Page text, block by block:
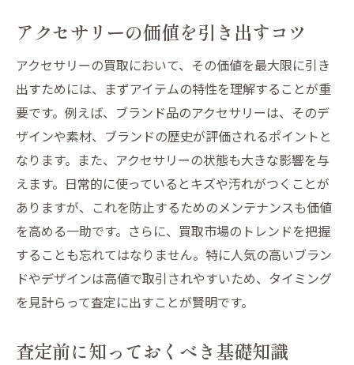
アクセサリーの価値を引き出すコツ
アクセサリーの買取において、その価値を最大限に引き
出すためには、まずアイテムの特性を理解することが重
要です。例えば、ブランド品のアクセサリーは、そのデ
ザインや素材、ブランドの歴史が評価されるポイントと
なります。また、アクセサリーの状態も大きな影響を与
えます。日常的に使っているとキズや汚れがつくことが
ありますが、これを防止するためのメンテナンスも価値
を高める一助です。さらに、買取市場のトレンドを把握
することも忘れてはなりません。特に人気の高いブラン
ドやデザインは高値で取引されやすいため、タイミング
を見計らって査定に出すことが賢明です。
査定前に知っておくべき基礎知識